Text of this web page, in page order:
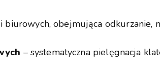
obejmująca odkurzanie,
– systematyczna pielęgnacja